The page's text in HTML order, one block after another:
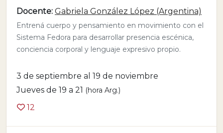
Docente: Gabriela González López (Argentina)
Entrená cuerpo y pensamiento en movimiento con el
Sistema Fedora para desarrollar presencia escénica,
conciencia corporal y lenguaje expresivo propio.
3 de septiembre al 19 de noviembre
Jueves de 19 a 21 (hora Arg.)
12